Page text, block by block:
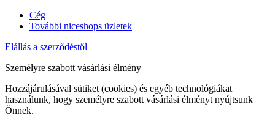
Cég
További niceshops üzletek
Elállás a szerződéstől
Személyre szabott vásárlási élmény
Hozzájárulásával sütiket (cookies) és egyéb technológiákat
használunk, hogy személyre szabott vásárlási élményt nyújtsunk
Önnek.